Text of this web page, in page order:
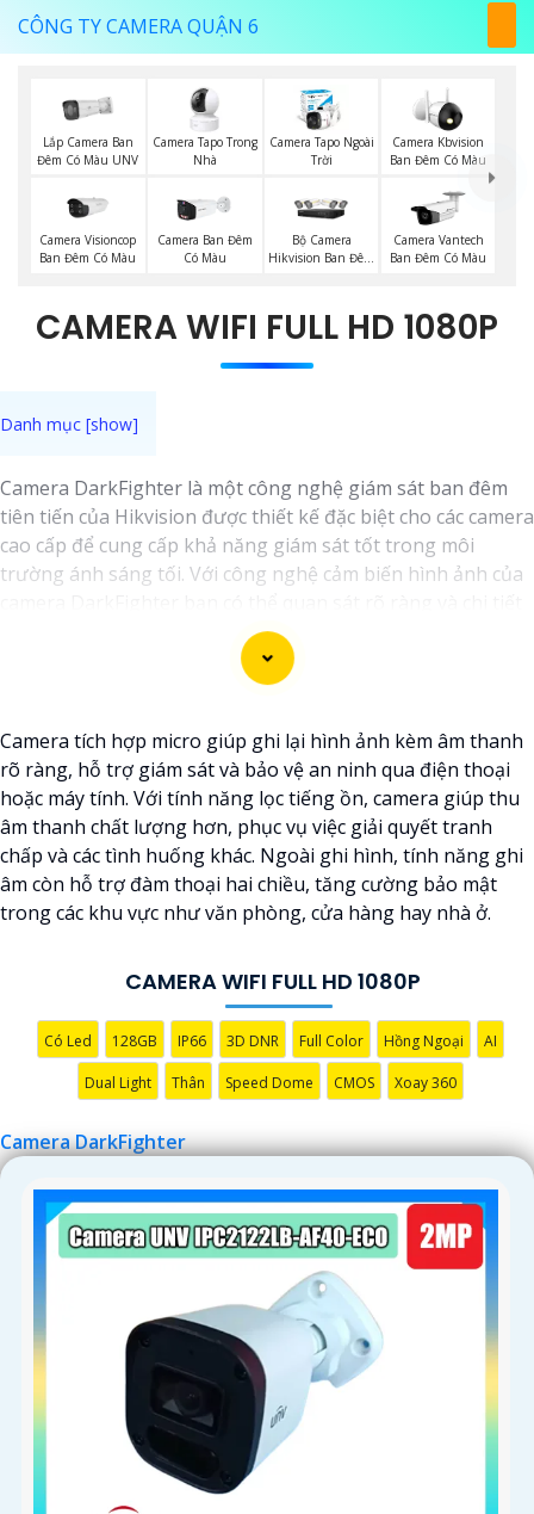
CÔNG TY CAMERA QUẬN 6
Lắp Camera Ban
Đêm Có Màu UNV
Camera Tapo Trong
Nhà
Camera Tapo Ngoài
Trời
Camera Kbvision
Ban Đêm Có Màu
Camera Visioncop
Ban Đêm Có Màu
Camera Ban Đêm
Có Màu
Bộ Camera
Hikvision Ban Đêm
Camera Vantech
Ban Đêm Có Màu
CAMERA WIFI FULL HD 1080P
Camera DarkFighter là một công nghệ giám sát ban đêm
tiên tiến của Hikvision được thiết kế đặc biệt cho các camera
cao cấp để cung cấp khả năng giám sát tốt trong môi
trường ánh sáng tối. Với công nghệ cảm biến hình ảnh của
ngay cả trong điều kiện ánh sáng yếu. Công nghệ
DarkFighter của Hikvision cung cấp khả năng tái tạo màu
sắc chính xác và hình ảnh sắc nét, cho phép bạn nhìn rõ
Camera tích hợp micro giúp ghi lại hình ảnh kèm âm thanh
rõ ràng, hỗ trợ giám sát và bảo vệ an ninh qua điện thoại
hoặc máy tính. Với tính năng lọc tiếng ồn, camera giúp thu
âm thanh chất lượng hơn, phục vụ việc giải quyết tranh
chấp và các tình huống khác. Ngoài ghi hình, tính năng ghi
âm còn hỗ trợ đàm thoại hai chiều, tăng cường bảo mật
trong các khu vực như văn phòng, cửa hàng hay nhà ở.
CAMERA WIFI FULL HD 1080P
Có Led 128GB IP66 3D DNR Full Color Hồng Ngoại AI
Dual Light Thân Speed Dome CMOS Xoay 360
Camera DarkFighter